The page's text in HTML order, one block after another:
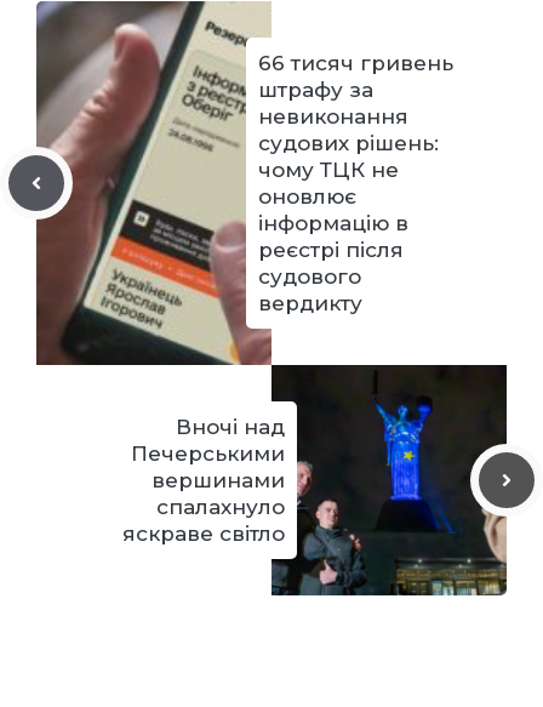
66 тисяч гривень
штрафу за
невиконання
судових рішень:
чому ТЦК не
оновлює
інформацію в
реєстрі після
судового
вердикту
Вночі над
Печерськими
вершинами
спалахнуло
яскраве світло